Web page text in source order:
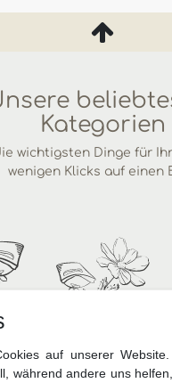
Kategorien
wichtigsten Dinge für
wenigen Klicks auf einen
auf unserer
während andere uns